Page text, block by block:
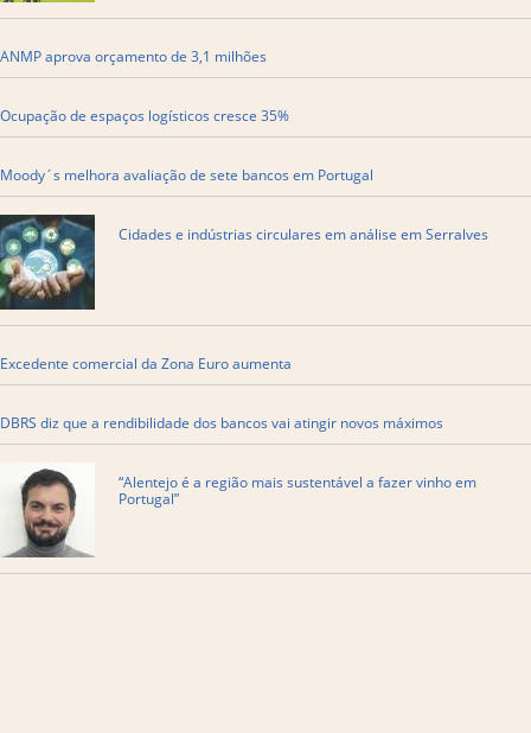
ANMP aprova orçamento de 3,1 milhões
Ocupação de espaços logísticos cresce 35%
Moody´s melhora avaliação de sete bancos em Portugal
Cidades e indústrias circulares em análise em Serralves
Excedente comercial da Zona Euro aumenta
DBRS diz que a rendibilidade dos bancos vai atingir novos máximos
“Alentejo é a região mais sustentável a fazer vinho em
Portugal”